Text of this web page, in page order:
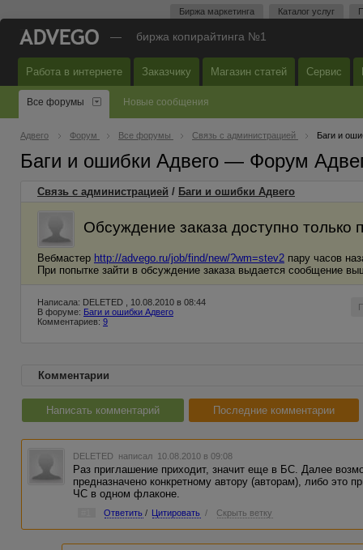
Биржа маркетинга Каталог услуг
— биржа копирайтинга №1
Работа в интернете Заказчику Магазин статей Сервис
Все форумы Новые сообщения
Адвего Форум Все форумы Связь с администрацией Баги и
Баги и ошибки Адвего — Форум
Связь с администрацией / Баги и ошибки Адвего
Обсуждение заказа доступно только
Вебмастер http://advego.ru/job/find/new/?wm=stev2 пару часов
При попытке зайти в обсуждение заказа выдается сообщение
Написала: DELETED , 10.08.2010 в 08:44
В форуме: Баги и ошибки Адвего
Комментариев: 9
Комментарии
Написать комментарий Последние комментарии
DELETED написал 10.08.2010 в 09:08
Раз приглашение приходит, значит еще в БС. Далее
предназначено конкретному автору (авторам), либо это
ЧС в одном флаконе.
Ответить / Цитировать / Скрыть ветку